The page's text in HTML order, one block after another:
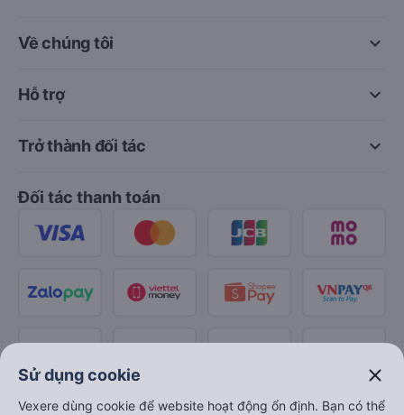
keyboard_arrow_down
Về chúng tôi
keyboard_arrow_down
Hỗ trợ
keyboard_arrow_down
Trở thành đối tác
Đối tác thanh toán
Sử dụng cookie close
Vexere dùng cookie để website hoạt động ổn định. Bạn có thể